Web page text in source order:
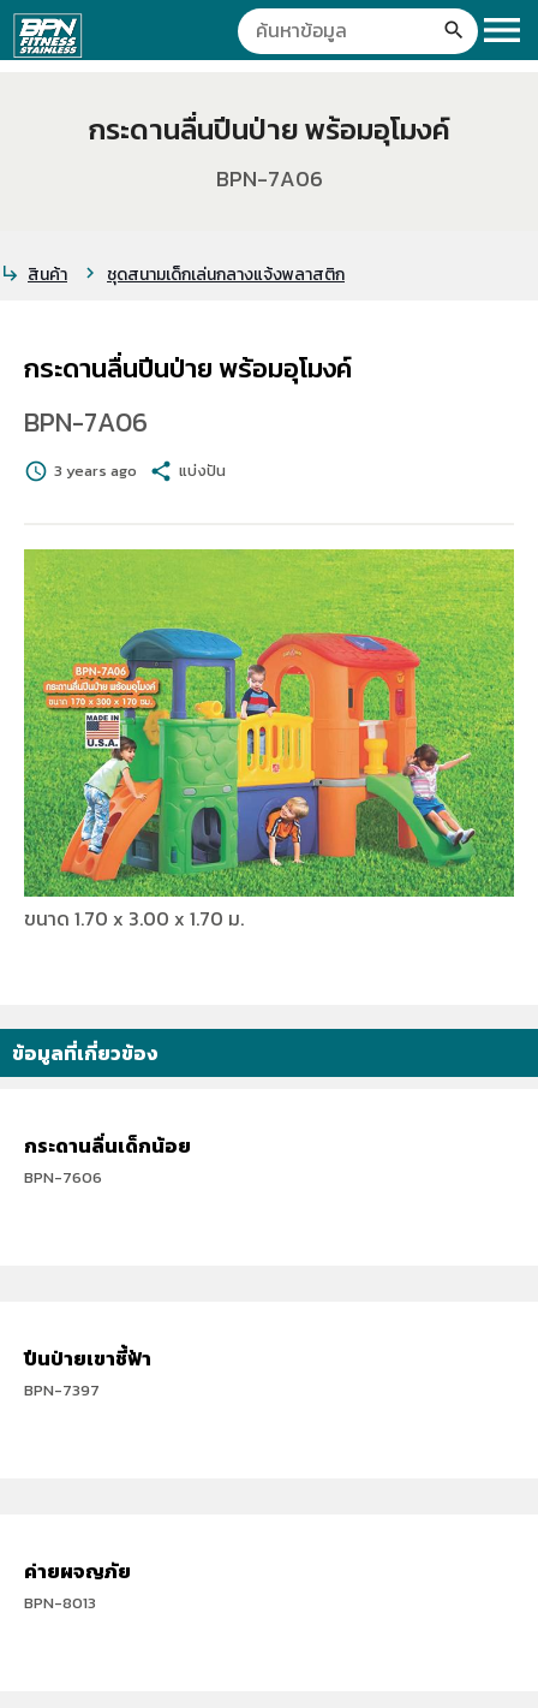
menu
search
กระดานลื่นปีนป่าย พร้อมอุโมงค์
BPN-7A06
subdirectory_arrow_right สินค้า chevron_right ชุดสนามเด็กเล่นกลางแจ้งพลาสติก
กระดานลื่นปีนป่าย พร้อมอุโมงค์
BPN-7A06
schedule 3 years ago share แบ่งปัน
ขนาด 1.70 x 3.00 x 1.70 ม.
ข้อมูลที่เกี่ยวข้อง
กระดานลื่นเด็กน้อย
BPN-7606
ปีนป่ายเขาชี้ฟ้า
BPN-7397
ค่ายผจญภัย
BPN-8013